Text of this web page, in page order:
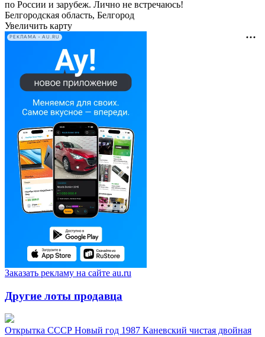
по России и зарубеж. Лично не встречаюсь!
Белгородская область, Белгород
Увеличить карту
РЕКЛАМА • AU.RU
Заказать рекламу на сайте au.ru
Другие лоты продавца
Открытка СССР Новый год 1987 Каневский чистая двойная